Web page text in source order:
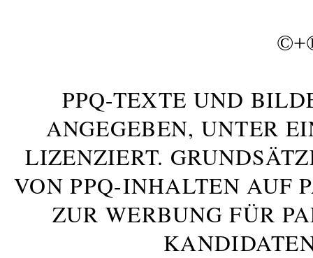
©+
PPQ-TEXTE UND
ANGEGEBEN, UNTER
LIZENZIERT.
VON PPQ-INHALTEN AUF
ZUR WERBUNG FÜR